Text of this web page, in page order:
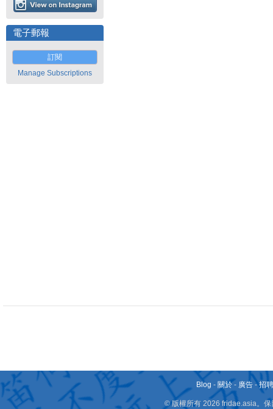
電子郵報
訂閱
Manage Subscriptions
Blog - 關於 - 廣告 -招
© 版權所有 2026 fridae.asia。